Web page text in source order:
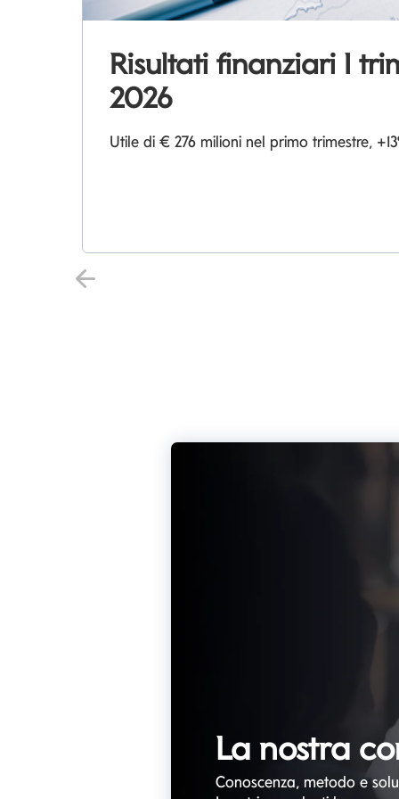
Risultati finanziari I
2026
Utile di € 276 milioni nel primo trimestre,
Indietro
La nostra
Conoscenza, metodo e